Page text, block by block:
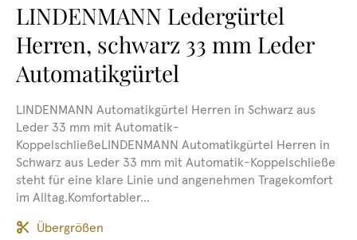
LINDENMANN Ledergürtel
Herren, schwarz 33 mm Leder
Automatikgürtel
LINDENMANN Automatikgürtel Herren in Schwarz aus
Leder 33 mm mit Automatik-
KoppelschließeLINDENMANN Automatikgürtel Herren in
Schwarz aus Leder 33 mm mit Automatik-Koppelschließe
steht für eine klare Linie und angenehmen Tragekomfort
im Alltag.Komfortabler...
Übergrößen